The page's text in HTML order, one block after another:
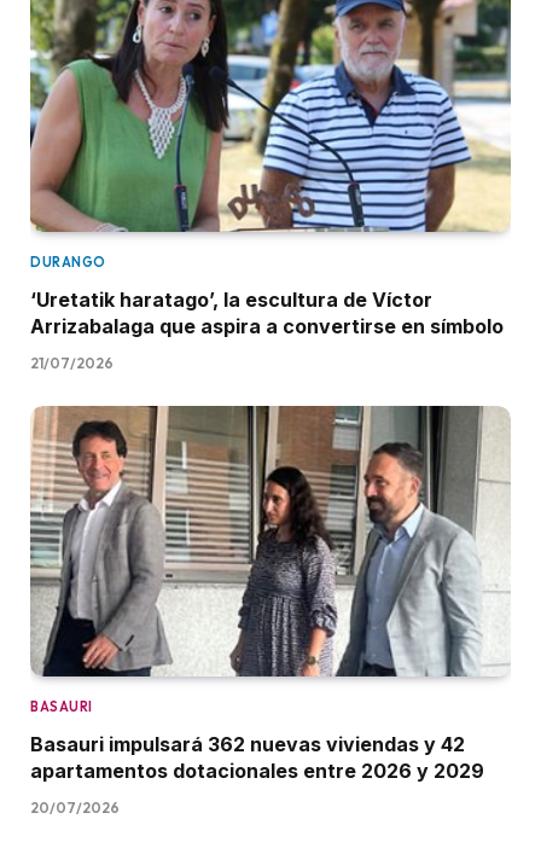
DURANGO
‘Uretatik haratago’, la escultura de Víctor
Arrizabalaga que aspira a convertirse en símbolo
21/07/2026
BASAURI
Basauri impulsará 362 nuevas viviendas y 42
apartamentos dotacionales entre 2026 y 2029
20/07/2026